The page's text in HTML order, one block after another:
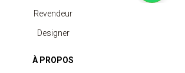
Revendeur
Designer
À PROPOS